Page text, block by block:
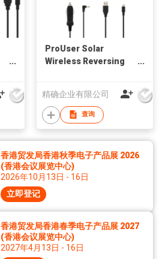
ProUser Solar
Wireless Reversing
精确企业有限公司
查询
香港贸发局香港秋季电子产品展 2026
(香港会议展览中心)
2026年10月13日 - 16日
立即登记
香港贸发局香港春季电子产品展 2027
(香港会议展览中心)
2027年4月13日 - 16日